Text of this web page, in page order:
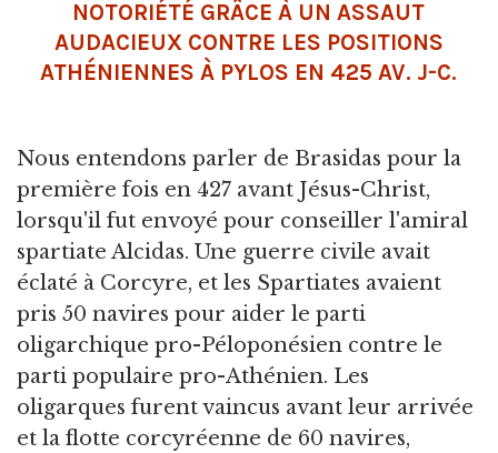
NOTORIÉTÉ GRÂCE À UN ASSAUT
AUDACIEUX CONTRE LES POSITIONS
ATHÉNIENNES À PYLOS EN 425 AV. J-C.
Nous entendons parler de Brasidas pour la
première fois en 427 avant Jésus-Christ,
lorsqu'il fut envoyé pour conseiller l'amiral
spartiate Alcidas. Une guerre civile avait
éclaté à Corcyre, et les Spartiates avaient
pris 50 navires pour aider le parti
oligarchique pro-Péloponésien contre le
parti populaire pro-Athénien. Les
oligarques furent vaincus avant leur arrivée
et la flotte corcyréenne de 60 navires,